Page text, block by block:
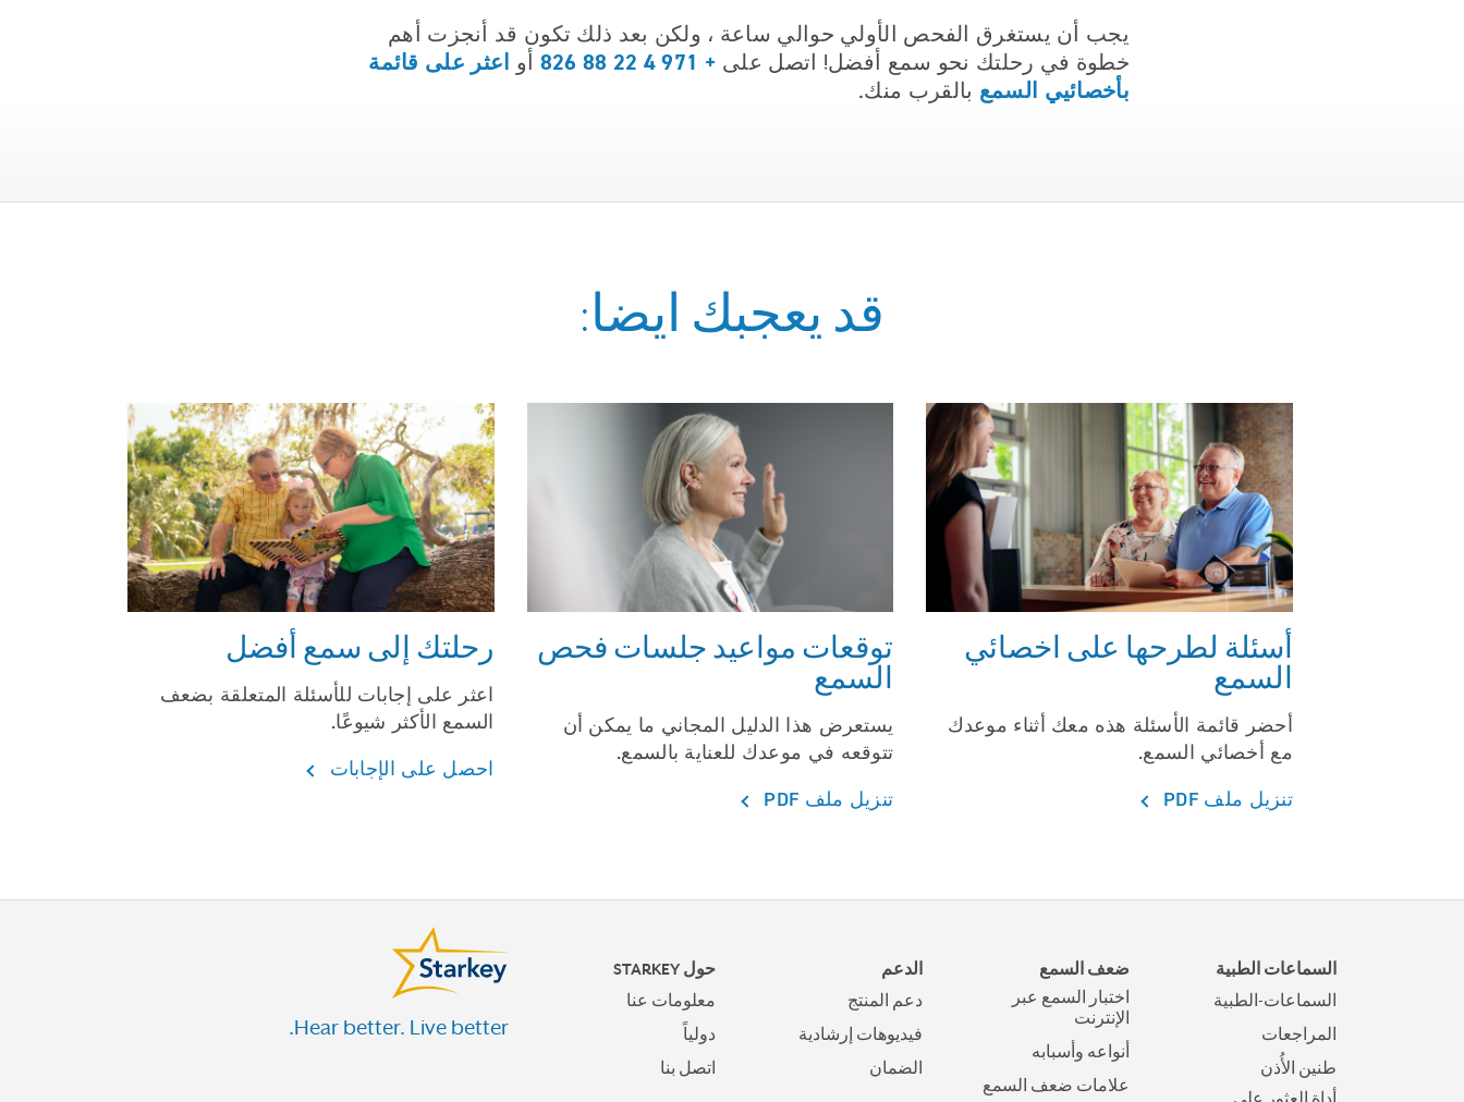
يجب أن يستغرق الفحص الأولي حوالي ساعة ، ولكن بعد ذلك تكون قد أنجزت أهم
خطوة في رحلتك نحو سمع أفضل! اتصل على + 971 4 22 88 826 أو اعثر على قائمة
بأخصائيي السمع بالقرب منك.
قد يعجبك ايضا:
أسئلة لطرحها على اخصائي
السمع
أحضر قائمة الأسئلة هذه معك أثناء موعدك
مع أخصائي السمع.
تنزيل ملف PDF
توقعات مواعيد جلسات فحص
السمع
يستعرض هذا الدليل المجاني ما يمكن أن
تتوقعه في موعدك للعناية بالسمع.
تنزيل ملف PDF
رحلتك إلى سمع أفضل
اعثر على إجابات للأسئلة المتعلقة بضعف
السمع الأكثر شيوعًا.
احصل على الإجابات
السماعات الطبية
السماعات-الطبية
المراجعات
طنين الأُذن
ضعف السمع
اختبار السمع عبر
الإنترنت
أنواعه وأسبابه
علامات ضعف السمع
الدعم
دعم المنتج
فيديوهات إرشادية
الضمان
حول STARKEY
معلومات عنا
دولياً
اتصل بنا
Hear better. Live better.